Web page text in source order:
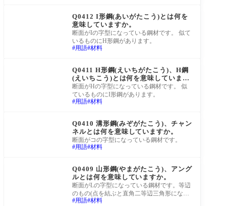
Q0412 I形鋼(あいがたこう)とは何を
意味していますか。
断面がIの字型になっている鋼材です。 似て
いるものにH形鋼があります。
用語 材料
Q0411 H形鋼(えいちがたこう)、H鋼
(えいちこう)とは何を意味しています
か。
断面がHの字型になっている鋼材です。 似
ているものにI形鋼があります。
用語 材料
Q0410 溝形鋼(みぞがたこう)、チャン
ネルとは何を意味していますか。
断面がコの字型になっている鋼材です。
用語 材料
Q0409 山形鋼(やまがたこう)、アング
ルとは何を意味していますか。
断面がLの字型になっている鋼材です。等辺
のもの(点を結ぶと直角二等辺三角形になる)
と、不等辺(点を結ぶと二等辺でない直角三
用語 材料